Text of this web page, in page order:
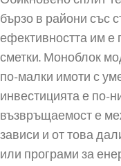
бързо в райони със
ефективността им е
сметки. Моноблок
по-малки имоти с
инвестицията е по-
възвръщаемост е
зависи и от това
или програми за